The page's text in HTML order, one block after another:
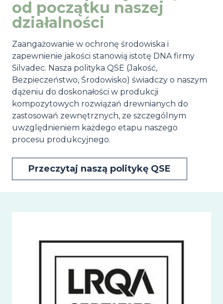
od początku naszej
działalności
Zaangażowanie w ochronę środowiska i
zapewnienie jakości stanowią istotę DNA firmy
Silvadec. Nasza polityka QSE (Jakość,
Bezpieczeństwo, Środowisko) świadczy o naszym
dążeniu do doskonałości w produkcji
kompozytowych rozwiązań drewnianych do
zastosowań zewnętrznych, ze szczególnym
uwzględnieniem każdego etapu naszego
procesu produkcyjnego.
Przeczytaj naszą politykę QSE